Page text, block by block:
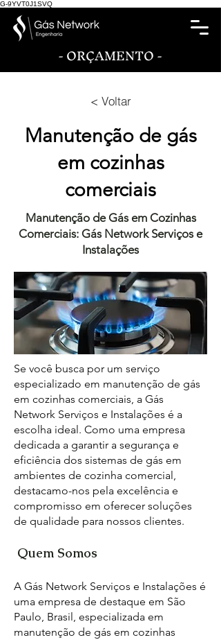
G-9YVT0J1SVQ
- ORÇAMENTO -
< Voltar
Manutenção de gás
em cozinhas
comerciais
Manutenção de Gás em Cozinhas
Comerciais: Gás Network Serviços e
Instalações
Se você busca por um serviço
especializado em manutenção de gás
em cozinhas comerciais, a Gás
Network Serviços e Instalações é a
escolha ideal. Como uma empresa
dedicada a garantir a segurança e
eficiência dos sistemas de gás em
ambientes de cozinha comercial,
destacamo-nos pela excelência e
compromisso em oferecer soluções
de qualidade para nossos clientes.
Quem Somos
A Gás Network Serviços e Instalações é
uma empresa de destaque em São
Paulo, Brasil, especializada em
manutenção de gás em cozinhas